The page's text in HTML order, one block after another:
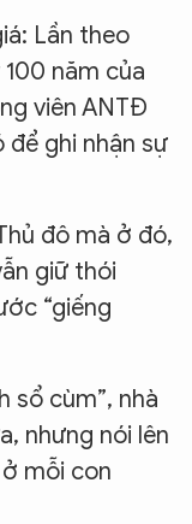
Lần theo
năm của
viên ANTĐ
ghi nhận sự
đô mà ở đó,
giữ thói
“giếng
sổ cùm”, nhà
nhưng nói lên
mỗi con